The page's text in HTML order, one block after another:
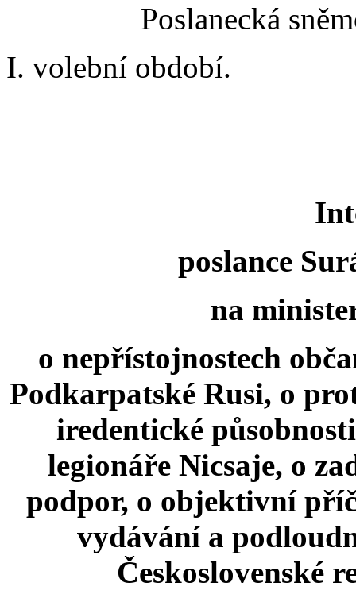
Poslanecká
I. volební období.
poslance
na
o nepřístojnostech
Podkarpatské Rusi, o
iredentické
legionáře Nicsaje, o
podpor, o objektivní
vydávání a
Československé